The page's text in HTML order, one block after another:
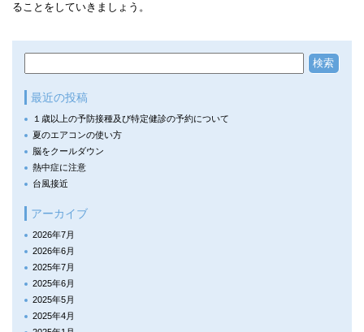
ることをしていきましょう。
最近の投稿
１歳以上の予防接種及び特定健診の予約について
夏のエアコンの使い方
脳をクールダウン
熱中症に注意
台風接近
アーカイブ
2026年7月
2026年6月
2025年7月
2025年6月
2025年5月
2025年4月